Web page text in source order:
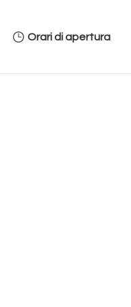
Orari di apertura